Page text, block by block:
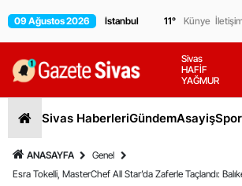
09 Ağustos 2026 11° Künye
Sivas
HAFİF
YAĞMUR
Sivas HaberleriGündemAsayişSpor
ANASAYFA
Genel
Esra Tokelli, MasterChef All Star’da Zaferle Taçlandı: